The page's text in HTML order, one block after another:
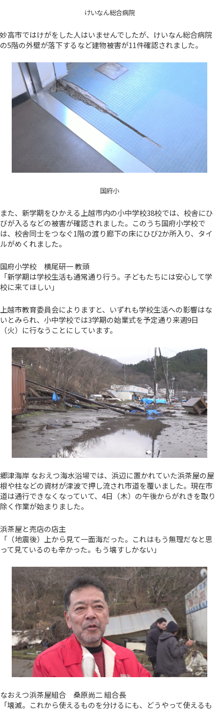
けいなん総合病院
妙高市ではけがをした人はいませんでしたが、けいなん総合病院
の5階の外壁が落下するなど建物被害が11件確認されました。
国府小
また、新学期をひかえる上越市内の小中学校38校では、校舎にひ
びが入るなどの被害が確認されました。このうち国府小学校で
は、校舎同士をつなぐ1階の渡り廊下の床にひび2か所入り、タイ
ルがめくれました。
国府小学校 横尾研一 教頭
「新学期は学校生活も通常通り行う。子どもたちには安心して学
校に来てほしい」
上越市教育委員会によりますと、いずれも学校生活への影響はな
いとみられ、小中学校では3学期の始業式を予定通り来週9日
（火）に行なうことにしています。
郷津海岸 なおえつ海水浴場では、浜辺に置かれていた浜茶屋の屋
根や柱などの資材が津波で押し流され市道を覆いました。現在市
道は通行できなくなっていて、4日（木）の午後からがれきを取り
除く作業が始まりました。
浜茶屋と売店の店主
「（地震後）上から見て一面海だった。これはもう無理だなと思
って見ているのも辛かった。もう壊すしかない」
なおえつ浜茶屋組合 桑原尚二 組合長
「壊滅。これから使えるものを分けるにも、どうやって使えるも